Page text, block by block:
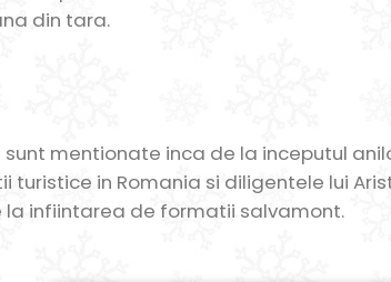
din tara.
mentionate inca de la inceputul
turistice in Romania si diligentele lui
la infiintarea de formatii salvamont.